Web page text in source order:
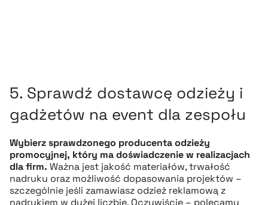
5. Sprawdź dostawcę odzieży i
gadżetów na event dla zespołu
Wybierz sprawdzonego producenta odzieży
promocyjnej, który ma doświadczenie w realizacjach
dla firm. Ważna jest jakość materiałów, trwałość
nadruku oraz możliwość dopasowania projektów –
szczególnie jeśli zamawiasz odzież reklamową z